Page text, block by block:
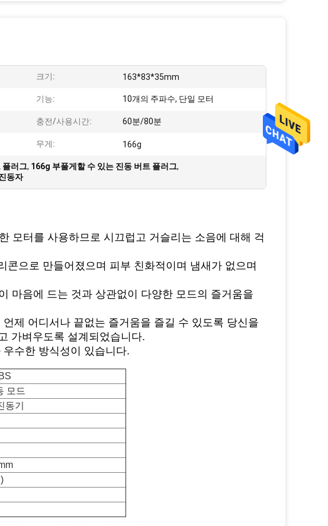
크기: 163*83*35mm
기능: 10개의 주파수, 단일 모터
충전/사용시간: 60분/80분
무게: 166g
플러그, 166g 부풀게할 수 있는 진동 버트 플러그,
동자
모터를 사용하므로 시끄럽고 거슬리는 소음에 대해 걱
으로 만들어졌으며 피부 친화적이며 냄새가 없으며
마음에 드는 것과 상관없이 다양한 모드의 즐거움을
제 어디서나 끝없는 즐거움을 즐길 수 있도록 당신을
가벼우도록 설계되었습니다.
수한 방식성이 있습니다.
모드
동기